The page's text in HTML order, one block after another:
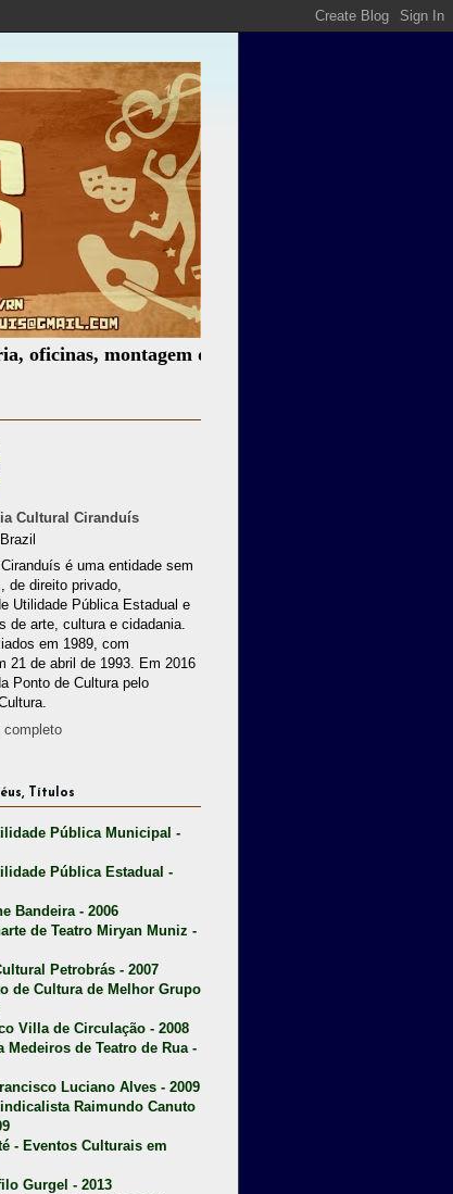
montagem de espetáculos, assessoria cultural,
Cultural Ciranduís
é uma entidade sem
de direito privado,
Utilidade Pública Estadual e
de arte, cultura e cidadania.
em 1989, com
21 de abril de 1993. Em 2016
Ponto de Cultura pelo
completo
Títulos
Pública Municipal -
Pública Estadual -
Bandeira - 2006
de Teatro Miryan Muniz -
Petrobrás - 2007
de Cultura de Melhor Grupo
Villa de Circulação - 2008
Medeiros de Teatro de Rua -
Luciano Alves - 2009
Raimundo Canuto
- Eventos Culturais em
Gurgel - 2013